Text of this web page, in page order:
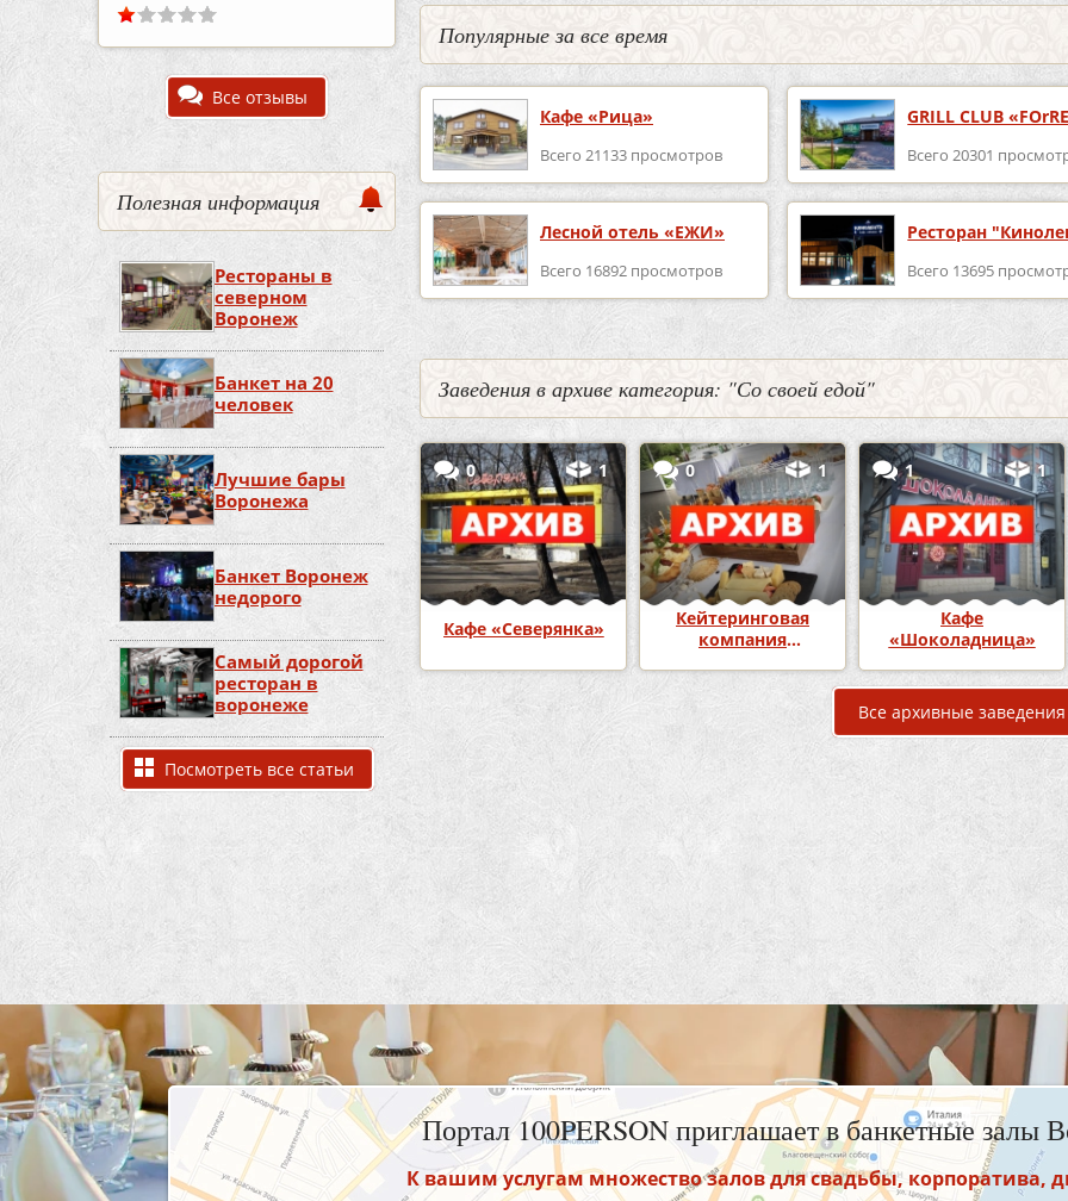
Все отзывы
Полезная информация
Рестораны в
северном
Воронеж
Банкет на 20
человек
Лучшие бары
Воронежа
Банкет Воронеж
недорого
Самый дорогой
ресторан в
воронеже
Посмотреть все статьи
Популярные за все время
Кафе «Рица»
Всего 21133 просмотров
GRILL CLUB
Всего 20301
Лесной отель «ЕЖИ»
Всего 16892 просмотров
Ресторан
Всего 13695
Заведения в архиве категория: "Со своей едой"
0 1
Кафе «Северянка»
0 1
Кейтеринговая
компания
1 1
Кафе
«Шоколадница»
Все архивные заведения
Портал 100PERSON приглашает в банкетные залы
К вашим услугам множество залов для свадьбы, корпоратива,